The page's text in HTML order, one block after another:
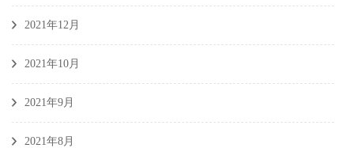
2021年12月
2021年10月
2021年9月
2021年8月